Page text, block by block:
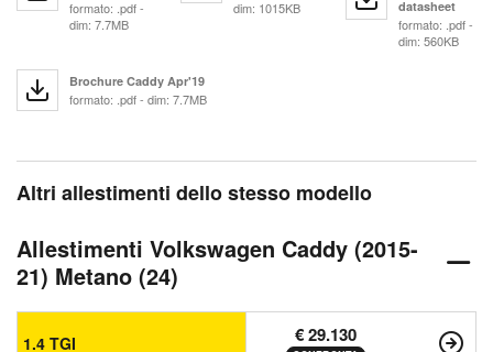
formato: .pdf -
dim: 7.7MB
dim: 1015KB
datasheet
formato: .pdf -
dim: 560KB
Brochure Caddy Apr'19
formato: .pdf - dim: 7.7MB
Altri allestimenti dello stesso modello
Allestimenti Volkswagen Caddy (2015-
21) Metano (24)
1.4 TGI € 29.130